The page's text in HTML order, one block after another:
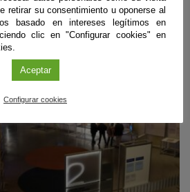
retirar su consentimiento u oponerse al
basado en intereses legítimos en
clic en "Configurar cookies" en
Aceptar
Configurar cookies